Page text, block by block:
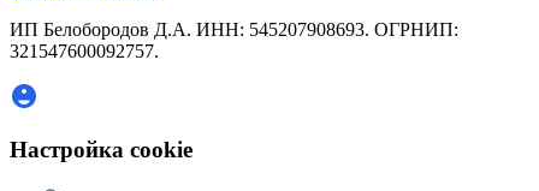
ИП Белобородов Д.А. ИНН: 545207908693. ОГРНИП:
321547600092757.
Настройка cookie